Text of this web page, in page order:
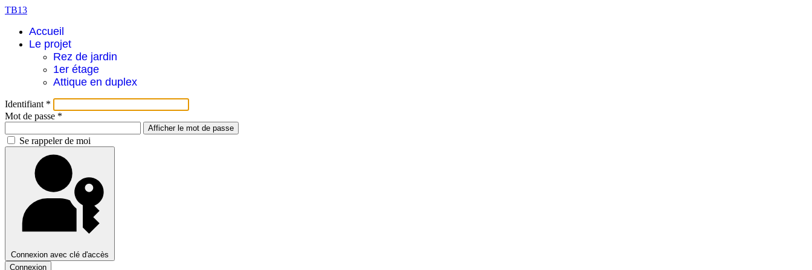
TB13
Accueil
Le projet
Rez de jardin
1er étage
Attique en duplex
Identifiant *
Mot de passe *
Afficher le mot de passe
Se rappeler de moi
Connexion avec clé d'accès
Connexion